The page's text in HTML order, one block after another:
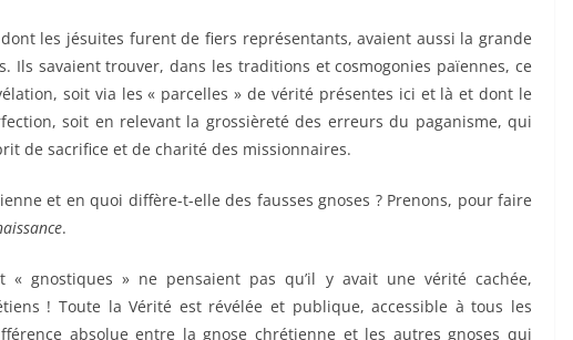
les jésuites furent de fiers représentants, avaient aussi la grande
Ils savaient trouver, dans les traditions et cosmogonies païennes, ce
soit via les « parcelles » de vérité présentes ici et là et dont le
soit en relevant la grossièreté des erreurs du paganisme, qui
de sacrifice et de charité des missionnaires.
et en quoi diffère-t-elle des fausses gnoses ? Prenons, pour faire
.
« gnostiques » ne pensaient pas qu’il y avait une vérité cachée,
! Toute la Vérité est révélée et publique, accessible à tous les
absolue entre la gnose chrétienne et les autres gnoses qui